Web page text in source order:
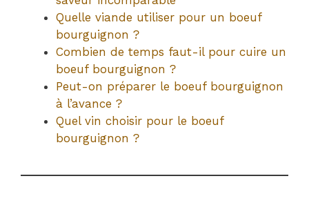
Quelle viande utiliser pour un boeuf
bourguignon ?
Combien de temps faut-il pour cuire un
boeuf bourguignon ?
Peut-on préparer le boeuf bourguignon
à l’avance ?
Quel vin choisir pour le boeuf
bourguignon ?